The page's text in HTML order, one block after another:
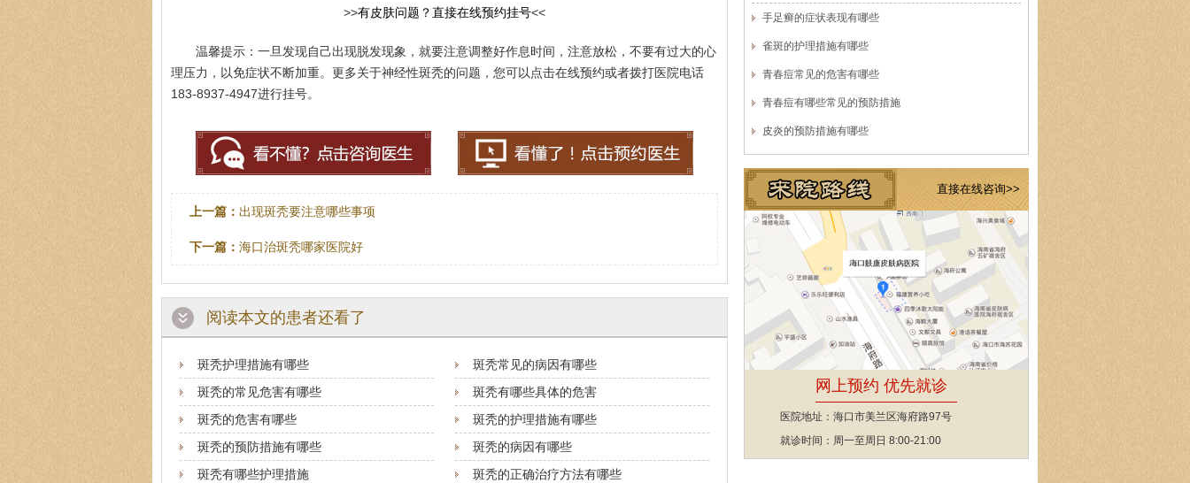
>>有皮肤问题？直接在线预约挂号<<
温馨提示：一旦发现自己出现脱发现象，就要注意调整好作息时间，注意放松，不要有过大的心
理压力，以免症状不断加重。更多关于神经性斑秃的问题，您可以点击在线预约或者拨打医院电话
183-8937-4947进行挂号。
上一篇： 出现斑秃要注意哪些事项
下一篇： 海口治斑秃哪家医院好
阅读本文的患者还看了
斑秃护理措施有哪些
斑秃常见的病因有哪些
斑秃的常见危害有哪些
斑秃有哪些具体的危害
斑秃的危害有哪些
斑秃的护理措施有哪些
斑秃的预防措施有哪些
斑秃的病因有哪些
斑秃有哪些护理措施
斑秃的正确治疗方法有哪些
手足癣的症状表现有哪些
雀斑的护理措施有哪些
青春痘常见的危害有哪些
青春痘有哪些常见的预防措施
皮炎的预防措施有哪些
直接在线咨询>>
网上预约 优先就诊
医院地址：海口市美兰区海府路97号
就诊时间：周一至周日 8:00-21:00